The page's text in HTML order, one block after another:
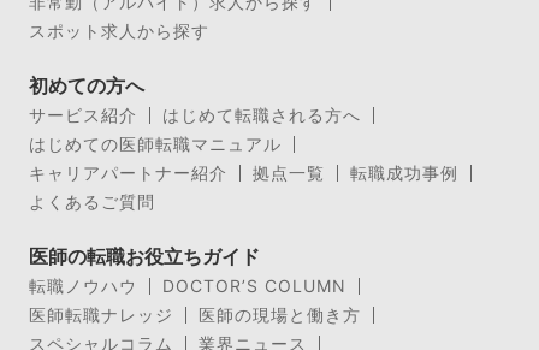
スポット求人から探す
初めての方へ
サービス紹介
はじめて転職される方へ
はじめての医師転職マニュアル
キャリアパートナー紹介
拠点一覧
転職成功事例
よくあるご質問
医師の転職お役立ちガイド
転職ノウハウ
DOCTOR’S COLUMN
医師転職ナレッジ
医師の現場と働き方
スペシャルコラム
業界ニュース